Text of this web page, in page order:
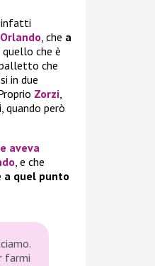
infatti
, che a
quello che è
che
in due
Zorzi,
quando però
aveva
, e che
a quel punto
farmi